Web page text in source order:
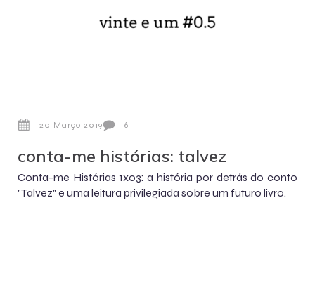
20 Março 2019 6
conta-me histórias: talvez
Conta-me Histórias 1x03: a história por detrás do conto
"Talvez" e uma leitura privilegiada sobre um futuro livro.